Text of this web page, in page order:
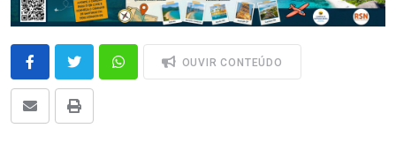
OUVIR CONTEÚDO